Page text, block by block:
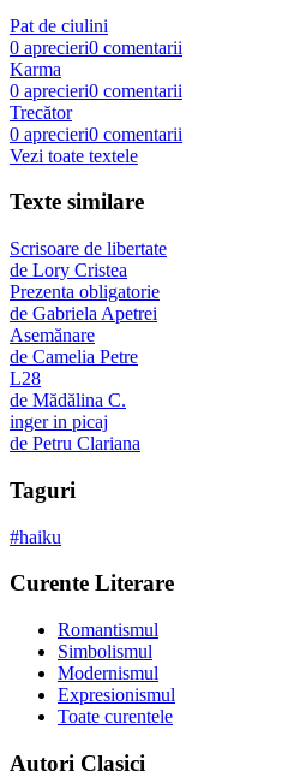
Pat de ciulini
0 aprecieri0 comentarii
Karma
0 aprecieri0 comentarii
Trecător
0 aprecieri0 comentarii
Vezi toate textele
Texte similare
Scrisoare de libertate
de Lory Cristea
Prezenta obligatorie
de Gabriela Apetrei
Asemănare
de Camelia Petre
L28
de Mădălina C.
inger in picaj
de Petru Clariana
Taguri
#haiku
Curente Literare
Romantismul
Simbolismul
Modernismul
Expresionismul
Toate curentele
Autori Clasici